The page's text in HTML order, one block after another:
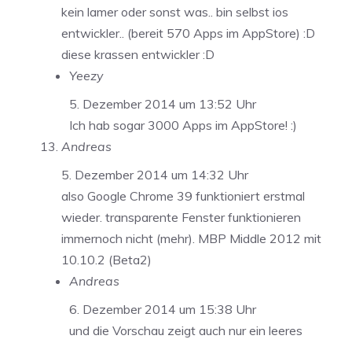
kein lamer oder sonst was.. bin selbst ios
entwickler.. (bereit 570 Apps im AppStore) :D
diese krassen entwickler :D
Yeezy
5. Dezember 2014 um 13:52 Uhr
Ich hab sogar 3000 Apps im AppStore! :)
Andreas
5. Dezember 2014 um 14:32 Uhr
also Google Chrome 39 funktioniert erstmal
wieder. transparente Fenster funktionieren
immernoch nicht (mehr). MBP Middle 2012 mit
10.10.2 (Beta2)
Andreas
6. Dezember 2014 um 15:38 Uhr
und die Vorschau zeigt auch nur ein leeres